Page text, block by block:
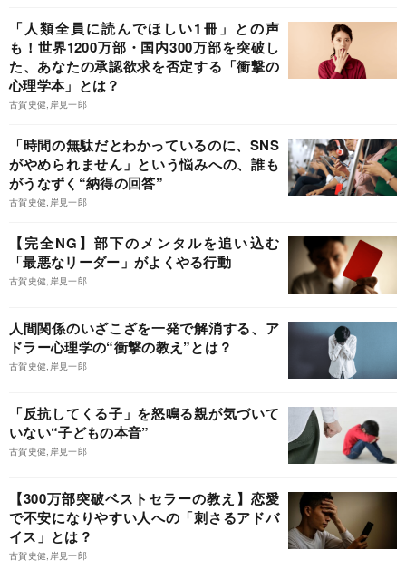
「人類全員に読んでほしい1冊」との声
も！世界1200万部・国内300万部を突破し
た、あなたの承認欲求を否定する「衝撃の
心理学本」とは？
古賀史健,岸見一郎
「時間の無駄だとわかっているのに、SNS
がやめられません」という悩みへの、誰も
がうなずく“納得の回答”
古賀史健,岸見一郎
【完全NG】部下のメンタルを追い込む
「最悪なリーダー」がよくやる行動
古賀史健,岸見一郎
人間関係のいざこざを一発で解消する、ア
ドラー心理学の“衝撃の教え”とは？
古賀史健,岸見一郎
「反抗してくる子」を怒鳴る親が気づいて
いない“子どもの本音”
古賀史健,岸見一郎
【300万部突破ベストセラーの教え】恋愛
で不安になりやすい人への「刺さるアドバ
イス」とは？
古賀史健,岸見一郎